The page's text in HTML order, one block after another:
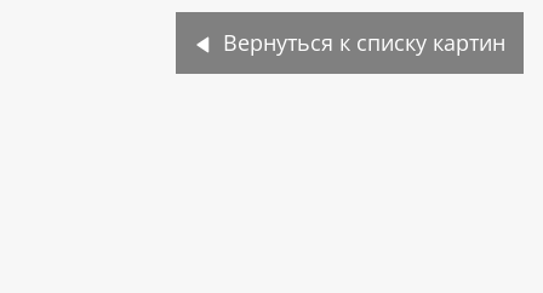
Вернуться к списку картин